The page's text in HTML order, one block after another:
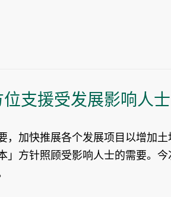
支援受发展影响人士
，加快推展各个发展项目以增加
」方针照顾受影响人士的需要。